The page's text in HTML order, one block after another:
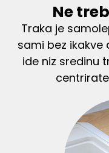
Ne
Traka je
sami bez ikakve
ide niz sredinu